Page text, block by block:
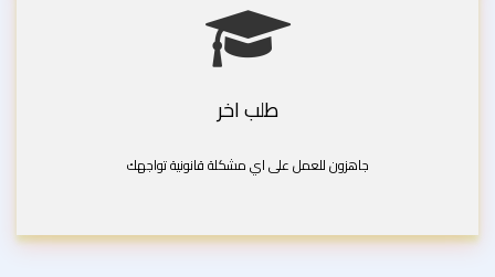
طلب اخر
جاهزون للعمل على اي مشكلة قانونية تواجهك